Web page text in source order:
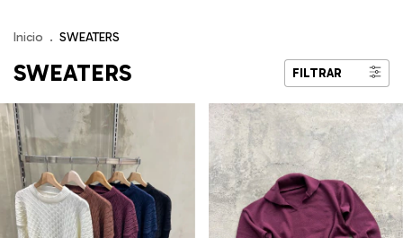
Inicio . SWEATERS
SWEATERS FILTRAR